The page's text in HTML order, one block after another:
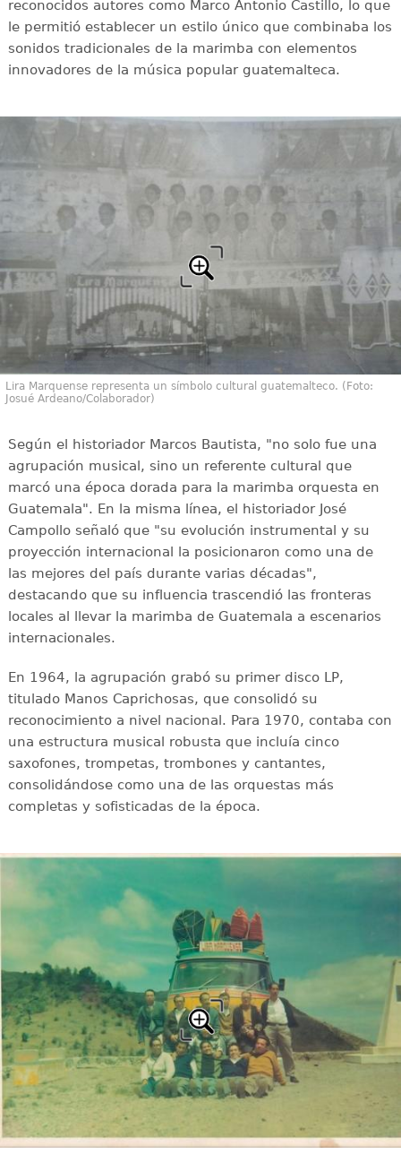
reconocidos autores como Marco Antonio Castillo, lo que
le permitió establecer un estilo único que combinaba los
sonidos tradicionales de la marimba con elementos
innovadores de la música popular guatemalteca.
Lira Marquense representa un símbolo cultural guatemalteco. (Foto:
Josué Ardeano/Colaborador)
Según el historiador Marcos Bautista, "no solo fue una
agrupación musical, sino un referente cultural que
marcó una época dorada para la marimba orquesta en
Guatemala". En la misma línea, el historiador José
Campollo señaló que "su evolución instrumental y su
proyección internacional la posicionaron como una de
las mejores del país durante varias décadas",
destacando que su influencia trascendió las fronteras
locales al llevar la marimba de Guatemala a escenarios
internacionales.
En 1964, la agrupación grabó su primer disco LP,
titulado Manos Caprichosas, que consolidó su
reconocimiento a nivel nacional. Para 1970, contaba con
una estructura musical robusta que incluía cinco
saxofones, trompetas, trombones y cantantes,
consolidándose como una de las orquestas más
completas y sofisticadas de la época.